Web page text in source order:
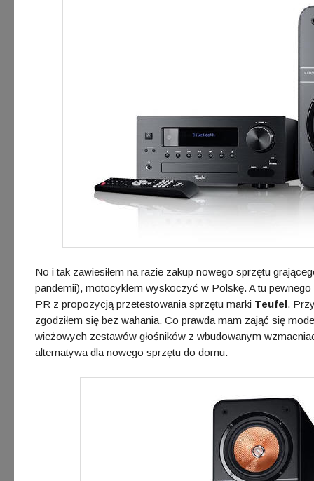
No i tak zawiesiłem na razie zakup nowego sprzętu
pandemii), motocyklem wyskoczyć w Polskę. A tu
PR z propozycją przetestowania sprzętu marki Teufel.
zgodziłem się bez wahania. Co prawda mam zająć się
wieżowych zestawów głośników z wbudowanym
alternatywa dla nowego sprzętu do domu.